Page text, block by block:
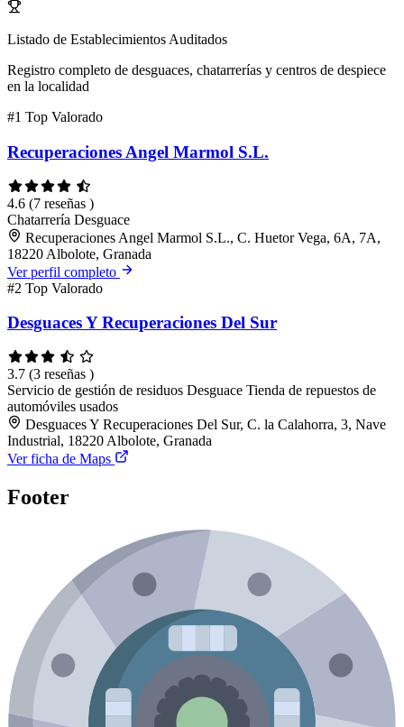
Listado de Establecimientos Auditados
Registro completo de desguaces, chatarrerías y centros de despiece
en la localidad
#1 Top Valorado
Recuperaciones Angel Marmol S.L.
4.6 (7 reseñas )
Chatarrería Desguace
Recuperaciones Angel Marmol S.L., C. Huetor Vega, 6A, 7A,
18220 Albolote, Granada
Ver perfil completo
#2 Top Valorado
Desguaces Y Recuperaciones Del Sur
3.7 (3 reseñas )
Servicio de gestión de residuos Desguace Tienda de repuestos de
automóviles usados
Desguaces Y Recuperaciones Del Sur, C. la Calahorra, 3, Nave
Industrial, 18220 Albolote, Granada
Ver ficha de Maps
Footer